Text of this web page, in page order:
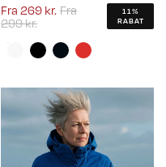
Fra 269 kr. Fra
299 kr.
11%
RABAT